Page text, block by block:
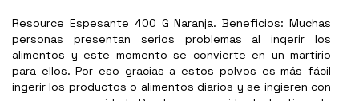
Resource Espesante 400 G Naranja. Beneficios: Muchas
personas presentan serios problemas al ingerir los
alimentos y este momento se convierte en un martirio
para ellos. Por eso gracias a estos polvos es más fácil
ingerir los productos o alimentos diarios y se ingieren con